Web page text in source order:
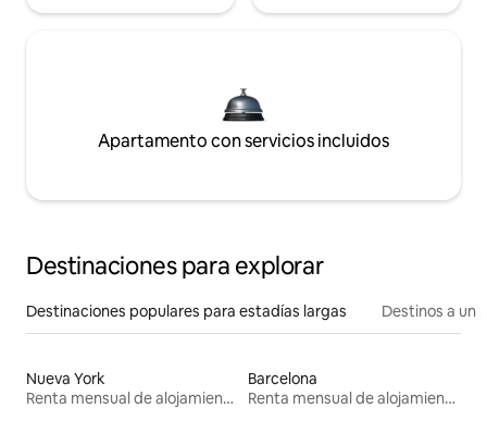
Apartamento con servicios incluidos
Destinaciones para explorar
Destinaciones populares para estadías largas Destinos a un
Nueva York
Renta mensual de alojamientos
Barcelona
Renta mensual de alojamientos